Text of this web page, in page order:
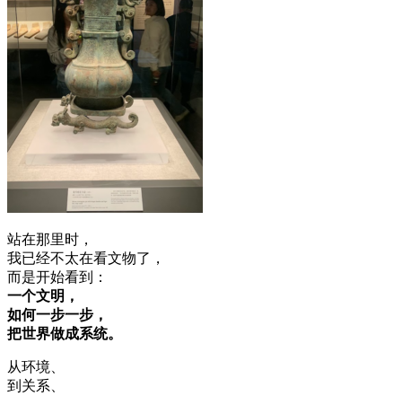
站在那里时，
我已经不太在看文物了，
而是开始看到：
一个文明，
如何一步一步，
把世界做成系统。
从环境、
到关系、